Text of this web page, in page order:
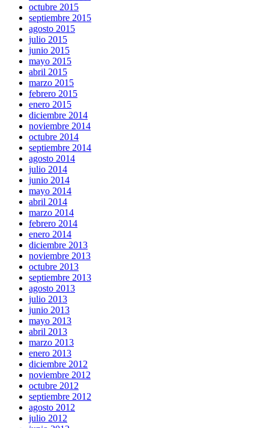
octubre 2015
septiembre 2015
agosto 2015
julio 2015
junio 2015
mayo 2015
abril 2015
marzo 2015
febrero 2015
enero 2015
diciembre 2014
noviembre 2014
octubre 2014
septiembre 2014
agosto 2014
julio 2014
junio 2014
mayo 2014
abril 2014
marzo 2014
febrero 2014
enero 2014
diciembre 2013
noviembre 2013
octubre 2013
septiembre 2013
agosto 2013
julio 2013
junio 2013
mayo 2013
abril 2013
marzo 2013
enero 2013
diciembre 2012
noviembre 2012
octubre 2012
septiembre 2012
agosto 2012
julio 2012